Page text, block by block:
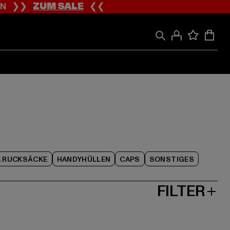
❯❯ZUM SALE❮❮
RUCKSÄCKE HANDYHÜLLEN CAPS SONSTIGES
FILTER